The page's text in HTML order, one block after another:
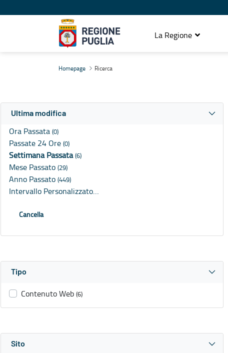
La Regione
Homepage Ricerca
Ultima modifica
Ora Passata (0)
Passate 24 Ore (0)
Settimana Passata(6)
Mese Passato (29)
Anno Passato (449)
Intervallo Personalizzato…
Cancella
Tipo
Contenuto Web (6)
Sito